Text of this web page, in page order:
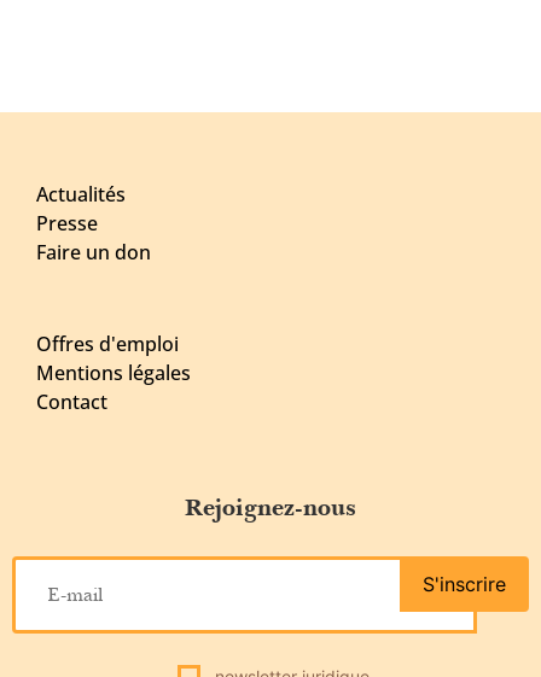
Actualités
Presse
Faire un don
Offres d'emploi
Mentions légales
Contact
Rejoignez-nous
S'inscrire